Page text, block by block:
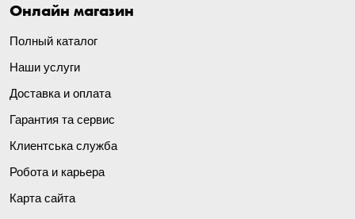
Онлайн магазин
Полный каталог
Наши услуги
Доставка и оплата
Гарантия та сервис
Клиентська служба
Робота и карьера
Карта сайта